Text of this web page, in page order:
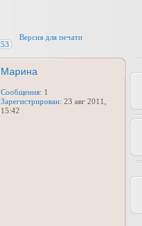
Версия для печати
53
Марина
Сообщения: 1
Зарегистрирован: 23 авг 2011,
15:42